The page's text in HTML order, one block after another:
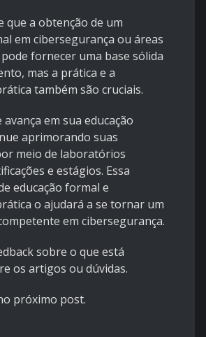
que a obtenção de um
em cibersegurança ou áreas
fornecer uma base sólida
mas a prática e a
também são cruciais.
avança em sua educação
aprimorando suas
meio de laboratórios
e estágios. Essa
educação formal e
o ajudará a se tornar um
em cibersegurança.
sobre o que está
os artigos ou dúvidas.
próximo post.